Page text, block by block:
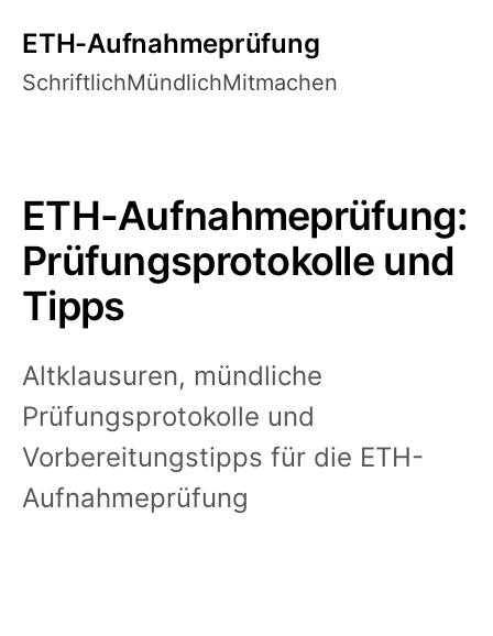
ETH-Aufnahmeprüfung
SchriftlichMündlichMitmachen
ETH-Aufnahmeprüfung:
Prüfungsprotokolle und
Tipps
Altklausuren, mündliche
Prüfungsprotokolle und
Vorbereitungstipps für die ETH-
Aufnahmeprüfung